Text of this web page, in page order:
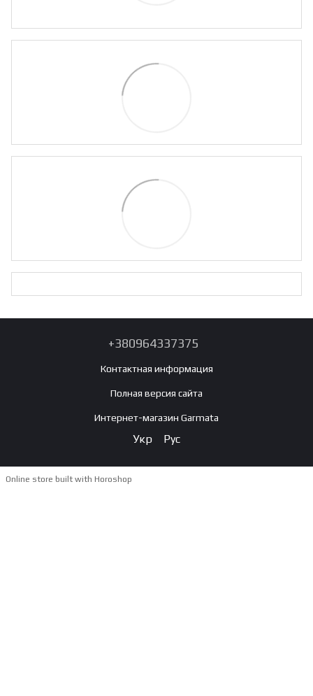
+380964337375
Контактная информация
Полная версия сайта
Интернет-магазин Garmata
Укр Рус
Online store built with Horoshop